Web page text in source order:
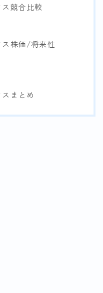
競合比較
ス株価/将来性
まとめ